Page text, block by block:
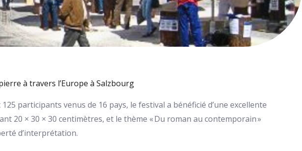
à travers l’Europe à Salzbourg
participants venus de 16 pays, le festival a bénéficié d’une excellente
20 × 30 × 30 centimètres, et le thème « Du roman au contemporain »
d’interprétation.